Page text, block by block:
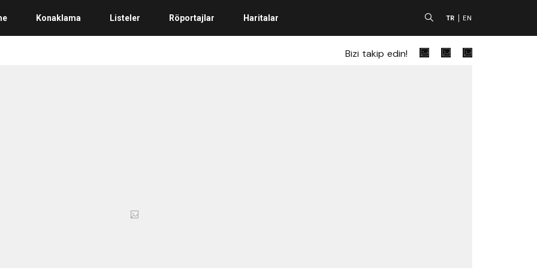
Konaklama Listeler Röportajlar Haritalar A TR EN
Bizi takip edin!